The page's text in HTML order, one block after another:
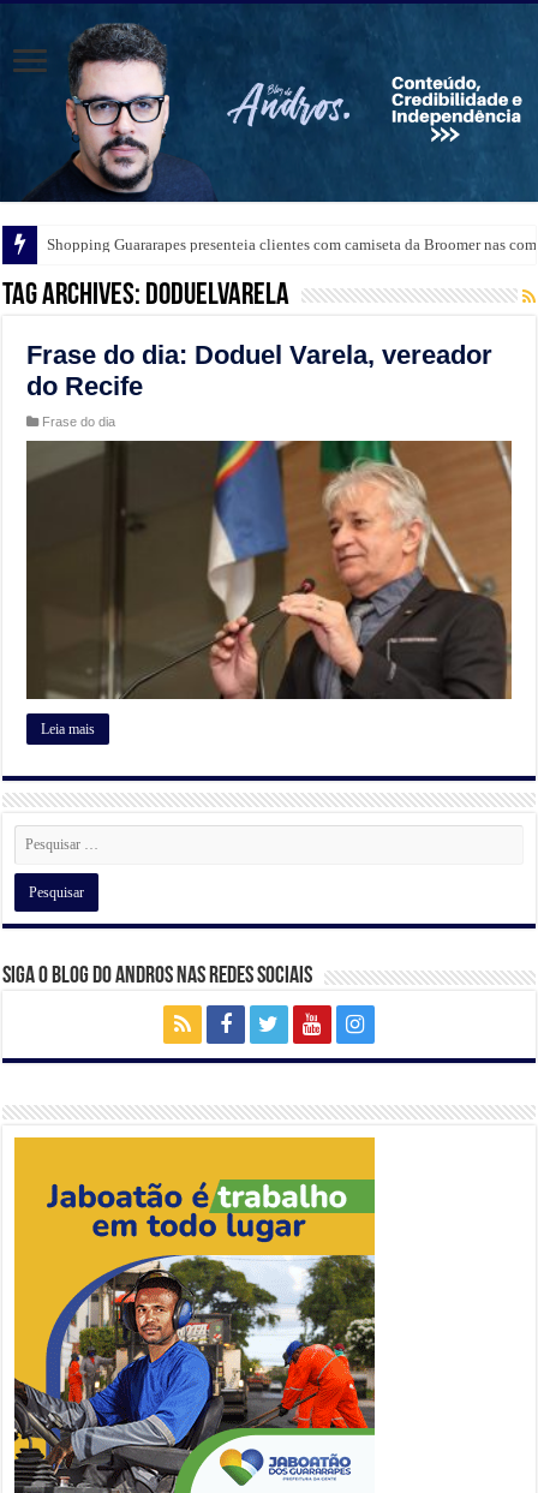
Festa de Santa Clara contará com a participação do Padre Rogério Silva
Shopping Guararapes presenteia clientes com camiseta da Broomer nas
Tag Archives: DoduelVarela
Frase do dia: Doduel Varela, vereador
do Recife
Frase do dia
Leia mais
Siga o Blog do Andros nas Redes Sociais